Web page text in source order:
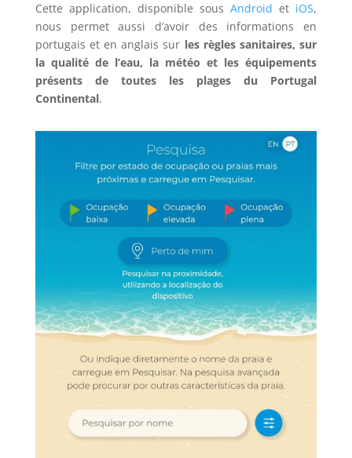
Cette application, disponible sousAndroid et iOS,
nous permet aussi d’avoir des informations en
portugais et en anglais sur les règles sanitaires, sur
la qualité de l’eau, la météo et les équipements
présents de toutes les plages du Portugal
Continental.